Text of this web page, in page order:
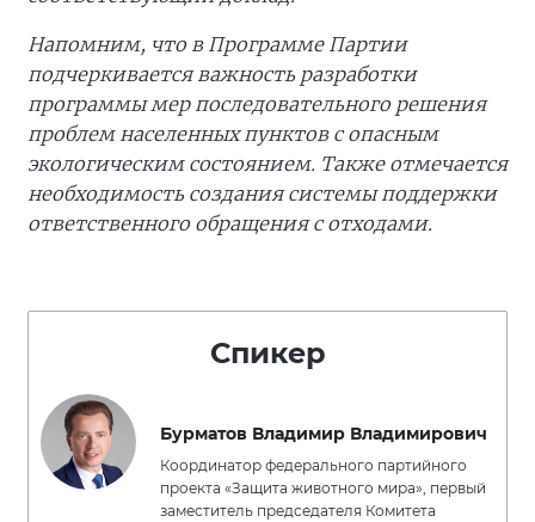
Напомним, что в Программе Партии
подчеркивается важность разработки
программы мер последовательного решения
проблем населенных пунктов с опасным
экологическим состоянием. Также отмечается
необходимость создания системы поддержки
ответственного обращения с отходами.
Спикер
Бурматов Владимир Владимирович
Координатор федерального партийного
проекта «Защита животного мира», первый
заместитель председателя Комитета